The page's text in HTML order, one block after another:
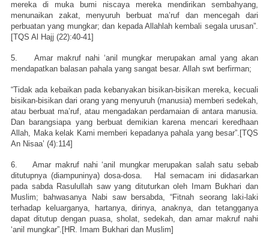
mereka di muka bumi niscaya mereka mendirikan sembahyang,
menunaikan zakat, menyuruh berbuat ma’ruf dan mencegah dari
perbuatan yang mungkar; dan kepada Allahlah kembali segala urusan”.
[TQS Al Hajj (22):40-41]
5. Amar makruf nahi ‘anil mungkar merupakan amal yang akan
mendapatkan balasan pahala yang sangat besar. Allah swt berfirman;
“Tidak ada kebaikan pada kebanyakan bisikan-bisikan mereka, kecuali
bisikan-bisikan dari orang yang menyuruh (manusia) memberi sedekah,
atau berbuat ma’ruf, atau mengadakan perdamaian di antara manusia.
Dan barangsiapa yang berbuat demikian karena mencari keredhaan
Allah, Maka kelak Kami memberi kepadanya pahala yang besar”.[TQS
An Nisaa’ (4):114]
6. Amar makruf nahi ‘anil mungkar merupakan salah satu sebab
ditutupnya (diampuninya) dosa-dosa. Hal semacam ini didasarkan
pada sabda Rasulullah saw yang dituturkan oleh Imam Bukhari dan
Muslim; bahwasanya Nabi saw bersabda, “Fitnah seorang laki-laki
terhadap keluarganya, hartanya, dirinya, anaknya, dan tetangganya
dapat ditutup dengan puasa, sholat, sedekah, dan amar makruf nahi
‘anil mungkar”.[HR. Imam Bukhari dan Muslim]